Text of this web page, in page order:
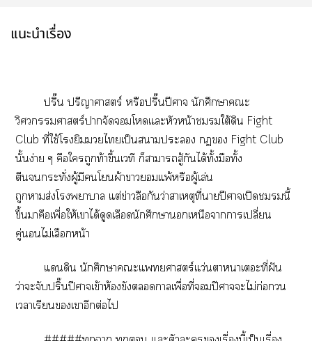
แนะนำเรื่อง
ปริ๊น ปรีญาศาสตร์ หรือปริ๊นปีศาจ นักศึกษาะ
วิศวกรรมศาสตร์าจัดโแะหัวหน้าใต้ดิน Fight
Club ที่ใช้โรงยิมไเป็นาะ  Fight Club
นั้นง่าย ๆ คือใถูกท้าขึ้นเวที ก็าาสู้กันได้ทั้งมือทั้ง
ตีนกระทั่งผู้มีโผ้าาแพ้หรือผู้เล่น
ถูกาส่งโาา แต่ข่าวลือกันว่าสาเหตุที่าปีศาจเปิดนี้
ขึ้นาคือเพื่อให้เาได้ดูดเลือดนักศึกษาเหนือาาเปลี่ยน
คู่ไม่เลือกหน้า
แดิน นักศึกษาะแพทยศาสตร์แว่นาาเะที่ฝัน
ว่าะจับปริ๊นปีศาจเข้าห้องขังาเพื่อที่ปีศาจะไม่ก่อกวน
เาเรียนเาอีกต่อไ